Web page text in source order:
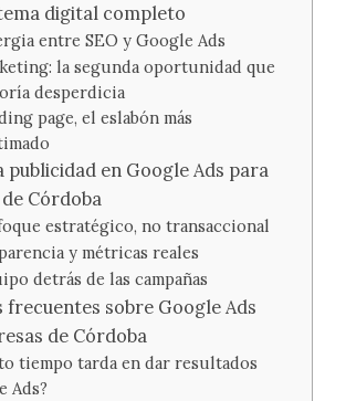
digital completo
entre SEO y Google Ads
la segunda oportunidad que
desperdicia
page, el eslabón más
publicidad en Google Ads para
Córdoba
estratégico, no transaccional
y métricas reales
detrás de las campañas
frecuentes sobre Google Ads
de Córdoba
tiempo tarda en dar resultados
Ads?